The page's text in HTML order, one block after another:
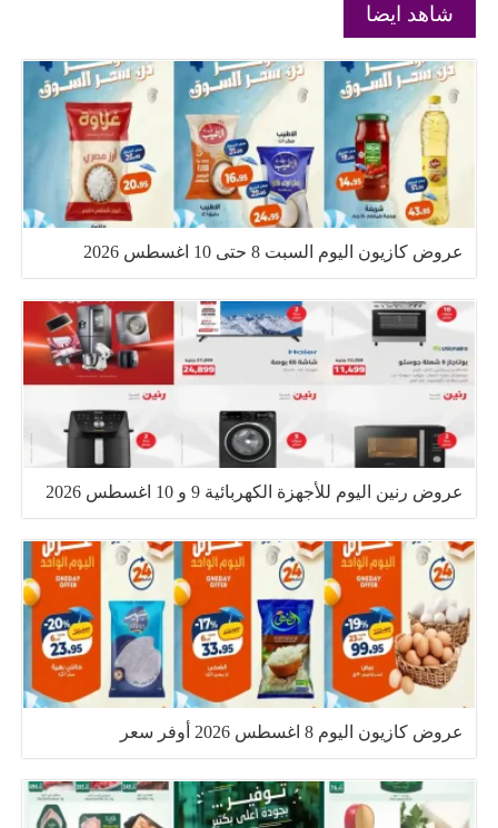
شاهد ايضا
عروض كازيون اليوم السبت 8 حتى 10 اغسطس 2026
عروض رنين اليوم للأجهزة الكهربائية 9 و 10 اغسطس 2026
عروض كازيون اليوم 8 اغسطس 2026 أوفر سعر